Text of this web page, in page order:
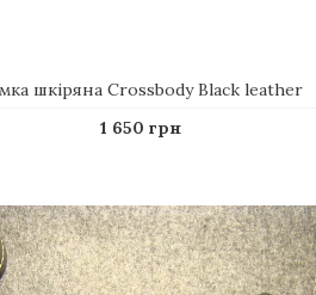
шкіряна Crossbody Black leather
1 650 грн